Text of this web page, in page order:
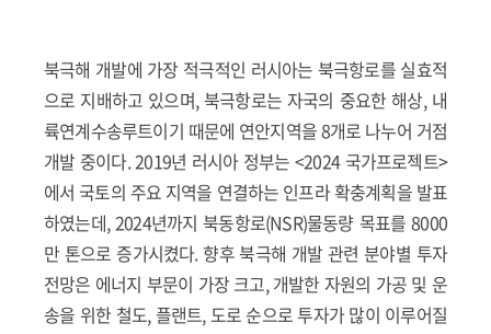
북극해 개발에 가장 적극적인 러시아는 북극항로를 실효적
으로 지배하고 있으며, 북극항로는 자국의 중요한 해상, 내
륙연계수송루트이기 때문에 연안지역을 8개로 나누어 거점
개발 중이다. 2019년 러시아 정부는 <2024 국가프로젝트>
에서 국토의 주요 지역을 연결하는 인프라 확충계획을 발표
하였는데, 2024년까지 북동항로(NSR)물동량 목표를 8000
만 톤으로 증가시켰다. 향후 북극해 개발 관련 분야별 투자
전망은 에너지 부문이 가장 크고, 개발한 자원의 가공 및 운
송을 위한 철도, 플랜트, 도로 순으로 투자가 많이 이루어질